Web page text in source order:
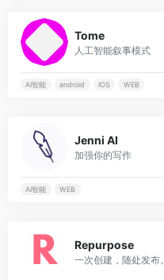
Tome
人工智能叙事模式
AI智能 android IOS WEB
Jenni AI
加强你的写作
AI智能 WEB
Repurpose
一次创建，随处发布